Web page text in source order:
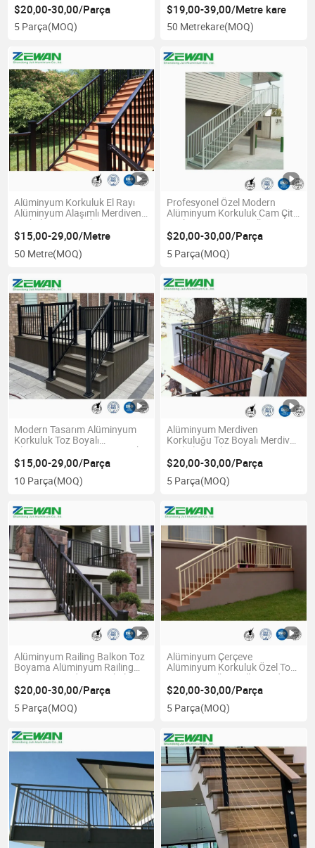
Havuzu için
$20,00-30,00/Parça
5 Parça(MOQ)
Alüminyum Railing Alüminyum
Alaşım Balkon Sütunu
Merdiven Korkuluğu Korkuluk
$19,00-39,00/Metre kare
50 Metrekare(MOQ)
Alüminyum Korkuluk El Rayı
Alüminyum Alaşımlı Merdiven
Korkuluğu Dış Mekan için
$15,00-29,00/Metre
50 Metre(MOQ)
Profesyonel Özel Modern
Alüminyum Korkuluk Cam Çit
Süsleme Tasarımı Balkon için
$20,00-30,00/Parça
5 Parça(MOQ)
Modern Tasarım Alüminyum
Korkuluk Toz Boyalı
Alüminyum Ray için Ev / Deck /
Merdiven
$15,00-29,00/Parça
10 Parça(MOQ)
Alüminyum Merdiven
Korkuluğu Toz Boyalı Merdiven
Korkuluğu Alüminyum
Korkuluk
$20,00-30,00/Parça
5 Parça(MOQ)
Alüminyum Railing Balkon Toz
Boyama Alüminyum Railing
Bahçe ve Merdiven Korkuluğu
için
$20,00-30,00/Parça
5 Parça(MOQ)
Alüminyum Çerçeve
Alüminyum Korkuluk Özel Toz
Boyama Balkon Villa Merdiven
Korkuluğu
$20,00-30,00/Parça
5 Parça(MOQ)